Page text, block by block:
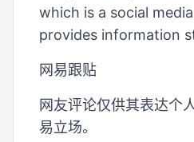
which is a social
provides information
网易跟贴
网友评论仅供其表达个
易立场。